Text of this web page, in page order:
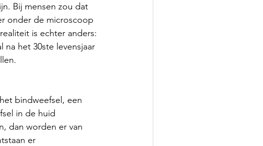
Bij mensen zou dat
onder de microscoop
is echter anders:
het 30ste levensjaar
bindweefsel, een
in de huid
dan worden er van
er